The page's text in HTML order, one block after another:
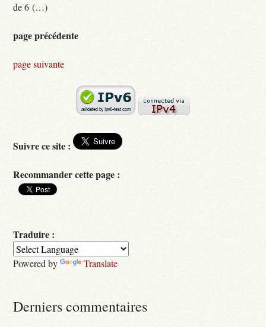
de 6 (…)
page précédente
page suivante
Suivre ce site :
Recommander cette page :
Traduire :
Powered by Translate
Derniers commentaires